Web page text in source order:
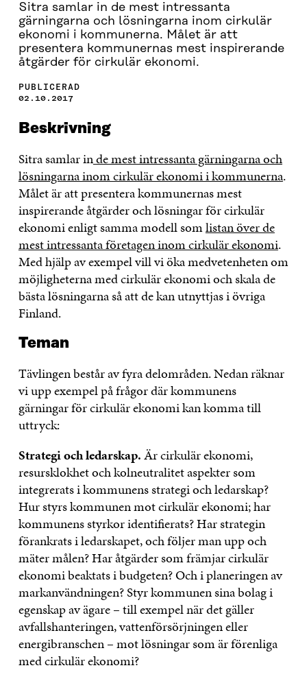
Sitra samlar in de mest intressanta
gärningarna och lösningarna inom cirkulär
ekonomi i kommunerna. Målet är att
presentera kommunernas mest inspirerande
åtgärder för cirkulär ekonomi.
PUBLICERAD
02.10.2017
Beskrivning
Sitra samlar inde mest intressanta gärningarna och
lösningarna inom cirkulär ekonomi i kommunerna.
Målet är att presentera kommunernas mest
inspirerande åtgärder och lösningar för cirkulär
ekonomi enligt samma modell somlistan över de
mest intressanta företagen inom cirkulär ekonomi.
Med hjälp av exempel vill vi öka medvetenheten om
möjligheterna med cirkulär ekonomi och skala de
bästa lösningarna så att de kan utnyttjas i övriga
Finland.
Teman
Tävlingen består av fyra delområden. Nedan räknar
vi upp exempel på frågor där kommunens
gärningar för cirkulär ekonomi kan komma till
uttryck:
Strategi och ledarskap.Är cirkulär ekonomi,
resursklokhet och kolneutralitet aspekter som
integrerats i kommunens strategi och ledarskap?
Hur styrs kommunen mot cirkulär ekonomi; har
kommunens styrkor identifierats? Har strategin
förankrats i ledarskapet, och följer man upp och
mäter målen? Har åtgärder som främjar cirkulär
ekonomi beaktats i budgeten? Och i planeringen av
markanvändningen? Styr kommunen sina bolag i
egenskap av ägare – till exempel när det gäller
avfallshanteringen, vattenförsörjningen eller
energibranschen – mot lösningar som är förenliga
med cirkulär ekonomi?